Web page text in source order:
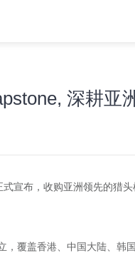
深耕亚
宣布，收购亚洲领先的猎
，覆盖香港、中国大陆、韩